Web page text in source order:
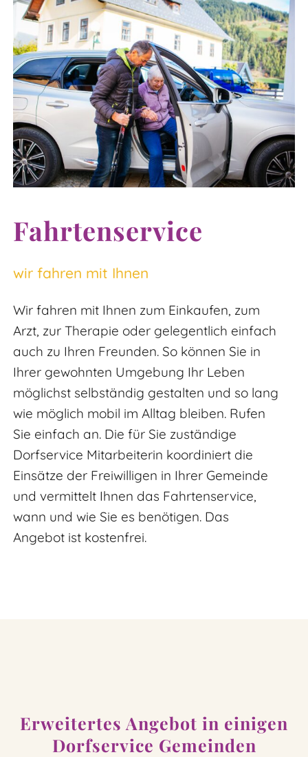
Fahrtenservice
wir fahren mit Ihnen
Wir fahren mit Ihnen zum Einkaufen, zum
Arzt, zur Therapie oder gelegentlich einfach
auch zu Ihren Freunden. So können Sie in
Ihrer gewohnten Umgebung Ihr Leben
möglichst selbständig gestalten und so lang
wie möglich mobil im Alltag bleiben. Rufen
Sie einfach an. Die für Sie zuständige
Dorfservice Mitarbeiterin koordiniert die
Einsätze der Freiwilligen in Ihrer Gemeinde
und vermittelt Ihnen das Fahrtenservice,
wann und wie Sie es benötigen. Das
Angebot ist kostenfrei.
Erweitertes Angebot in einigen
Dorfservice Gemeinden